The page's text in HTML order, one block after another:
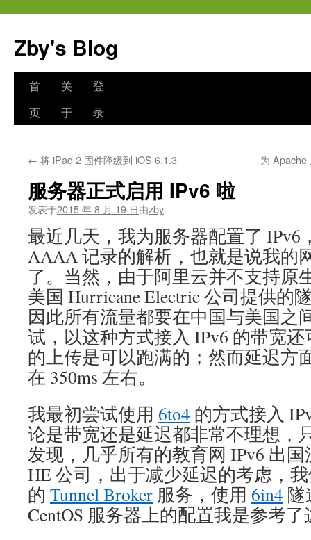
正
文
Zby's Blog
首
页
关
于
登
录
← 将 iPad 2 固件降级到 iOS 6.1.3 为 Apache
服务器正式启用 IPv6 啦
发表于2015 年 8 月 19 日由zby
最近几天，我为服务器配置了 IPv6
AAAA 记录的解析，也就是说我的
了。当然，由于阿里云并不支持原
美国 Hurricane Electric 公司提供的
因此所有流量都要在中国与美国之
试，以这种方式接入 IPv6 的带宽还
的上传是可以跑满的；然而延迟方
在 350ms 左右。
我最初尝试使用 6to4 的方式接入
论是带宽还是延迟都非常不理想，
发现，几乎所有的教育网 IPv6 出
HE 公司，出于减少延迟的考虑，
的 Tunnel Broker 服务，使用 6in4 隧
CentOS 服务器上的配置我是参考了